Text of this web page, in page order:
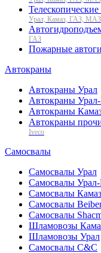
Урал, Камаз, ГАЗ, МАЗ
ГАЗ
Пожарные
Автокраны
Автокраны Урал
Автокраны
Автокраны
Автокраны
Iveco
Самосвалы
Самосвалы Урал
Самосвалы
Самосвалы Камаз
Самосвалы
Самосвалы
Шламовозы
Шламовозы Урал
Самосвалы C&C